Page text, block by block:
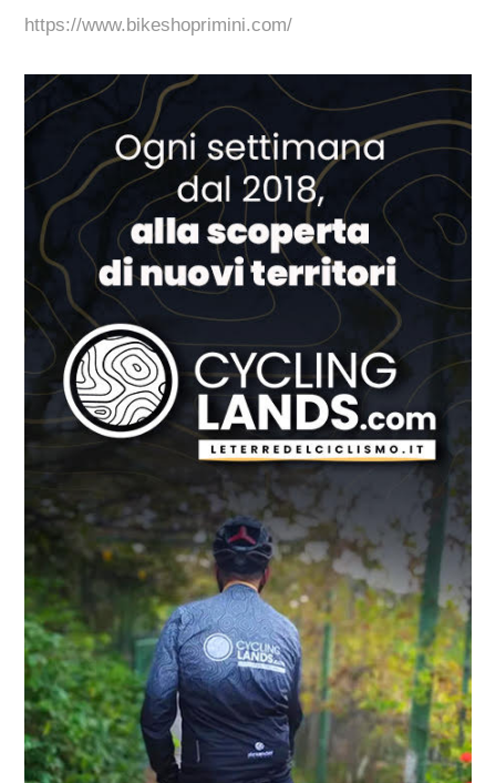
https://www.bikeshoprimini.com/